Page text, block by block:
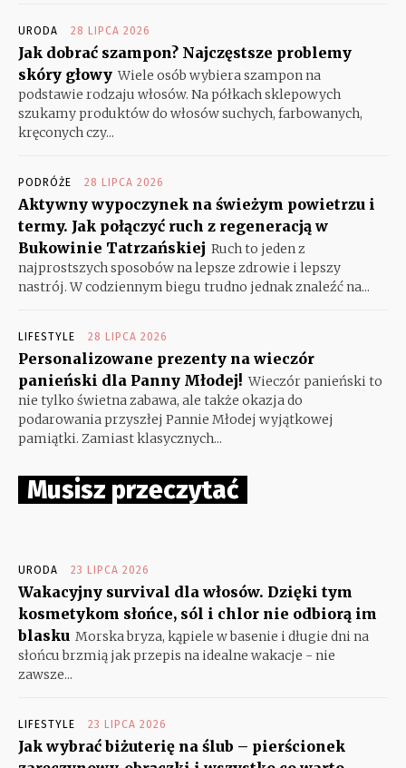
URODA 28 LIPCA 2026
Jak dobrać szampon? Najczęstsze problemy
skóry głowy Wiele osób wybiera szampon na
podstawie rodzaju włosów. Na półkach sklepowych
szukamy produktów do włosów suchych, farbowanych,
kręconych czy...
PODRÓŻE 28 LIPCA 2026
Aktywny wypoczynek na świeżym powietrzu i
termy. Jak połączyć ruch z regeneracją w
Bukowinie Tatrzańskiej Ruch to jeden z
najprostszych sposobów na lepsze zdrowie i lepszy
nastrój. W codziennym biegu trudno jednak znaleźć na...
LIFESTYLE 28 LIPCA 2026
Personalizowane prezenty na wieczór
panieński dla Panny Młodej! Wieczór panieński to
nie tylko świetna zabawa, ale także okazja do
podarowania przyszłej Pannie Młodej wyjątkowej
pamiątki. Zamiast klasycznych...
Musisz przeczytać
URODA 23 LIPCA 2026
Wakacyjny survival dla włosów. Dzięki tym
kosmetykom słońce, sól i chlor nie odbiorą im
blasku Morska bryza, kąpiele w basenie i długie dni na
słońcu brzmią jak przepis na idealne wakacje - nie
zawsze...
LIFESTYLE 23 LIPCA 2026
Jak wybrać biżuterię na ślub – pierścionek